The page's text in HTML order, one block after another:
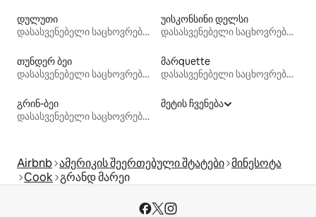
დულუთი
დასასვენებელი საცხოვრებლები
უისკონსინი დელსი
დასასვენებელი საცხოვრებლები
თუნდერ ბეი
დასასვენებელი საცხოვრებლები
მარquette
დასასვენებელი საცხოვრებლები
გრინ-ბეი
დასასვენებელი საცხოვრებლები
მეტის ჩვენება
Airbnb ამერიკის შეერთებული შტატები მინესოტა
Cook გრანდ მარეი